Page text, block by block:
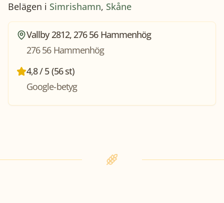
Belägen i Simrishamn, Skåne
Vallby 2812, 276 56 Hammenhög
276 56 Hammenhög
4,8 / 5 (56 st)
Google-betyg